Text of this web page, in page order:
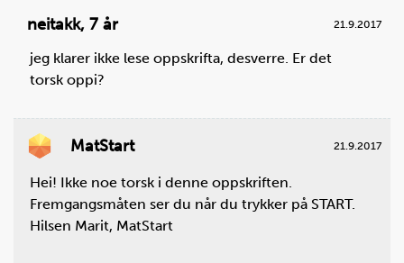
Eggeskall i bollen?
Bruk en teskje eller en større bit av eggeskallet for å ta
neitakk, 7 år 21.9.2017
jeg klarer ikke lese oppskrifta, desverre. Er det
torsk oppi?
MatStart 21.9.2017
Hei! Ikke noe torsk i denne oppskriften.
Fremgangsmåten ser du når du trykker på START.
Hilsen Marit, MatStart